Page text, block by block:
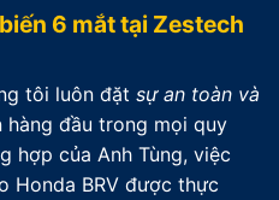
6 mắt tại Zestech
tôi luôn đặt sự an toàn và
hàng đầu trong mọi quy
hợp của Anh Tùng, việc
Honda BRV được thực